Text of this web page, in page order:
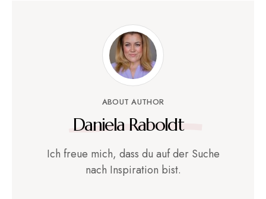
ABOUT AUTHOR
Daniela Raboldt
Ich freue mich, dass du auf der Suche
nach Inspiration bist.